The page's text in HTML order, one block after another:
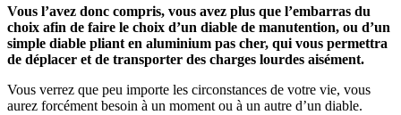
Vous l’avez donc compris, vous avez plus que l’embarras du
choix afin de faire le choix d’un diable de manutention, ou d’un
simple diable pliant en aluminium pas cher, qui vous permettra
de déplacer et de transporter des charges lourdes aisément.
Vous verrez que peu importe les circonstances de votre vie, vous
aurez forcément besoin à un moment ou à un autre d’un diable.